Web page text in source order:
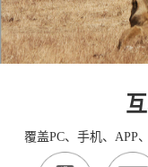
覆盖PC、手机、APP